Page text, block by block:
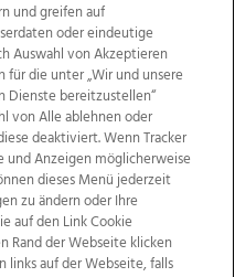
Kontakt
Jobs
und greifen auf
oder eindeutige
Auswahl von Akzeptieren
für die unter „Wir und unsere
Dienste bereitzustellen“
von Alle ablehnen oder
deaktiviert. Wenn Tracker
und Anzeigen möglicherweise
dieses Menü jederzeit
zu ändern oder Ihre
auf den Link Cookie
Rand der Webseite klicken
links auf der Webseite, falls